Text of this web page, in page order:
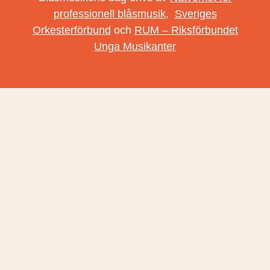
professionell blåsmusik, Sveriges
Orkesterförbund och RUM – Riksförbundet
Unga Musikanter